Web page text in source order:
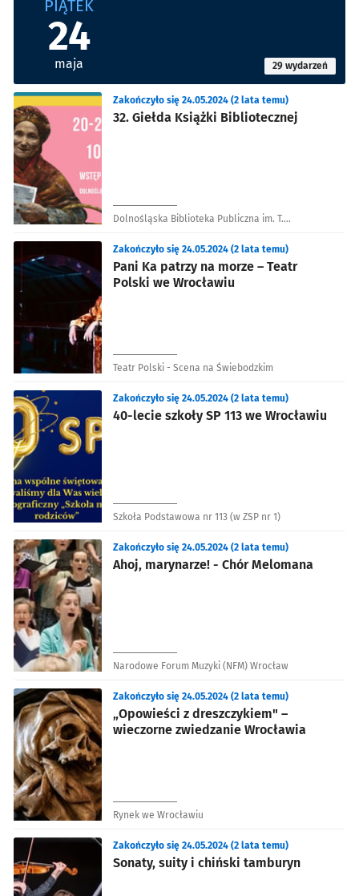
PIĄTEK
24
maja 29 wydarzeń
32. Giełda Książki Bibliotecznej
Zakończyło się 24.05.2024 (2 lata temu)
Dolnośląska Biblioteka Publiczna im. T.
Pani Ka patrzy na morze – Teatr
Polski we Wrocławiu
Zakończyło się 24.05.2024 (2 lata temu)
Teatr Polski - Scena na Świebodzkim
40-lecie szkoły SP 113 we Wrocławiu
Zakończyło się 24.05.2024 (2 lata temu)
Szkoła Podstawowa nr 113 (w ZSP nr 1)
Ahoj, marynarze! - Chór Melomana
Zakończyło się 24.05.2024 (2 lata temu)
Narodowe Forum Muzyki (NFM) Wrocław
„Opowieści z dreszczykiem" –
wieczorne zwiedzanie Wrocławia
Zakończyło się 24.05.2024 (2 lata temu)
Rynek we Wrocławiu
Sonaty, suity i chiński tamburyn
Zakończyło się 24.05.2024 (2 lata temu)